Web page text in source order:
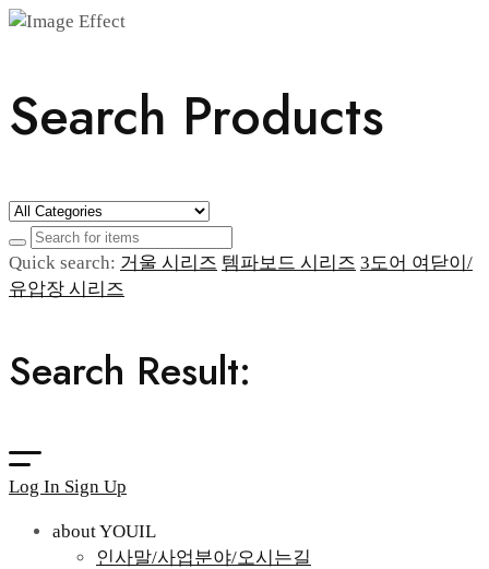
Search Products
Quick search: 거울 시리즈 템파보드 시리즈 3도어 여닫이/
유압장 시리즈
Search Result:
Log In Sign Up
about YOUIL
인사말/사업분야/오시는길